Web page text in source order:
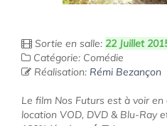
Sortie en salle: 22 Juillet
Catégorie: Comédie
Réalisation: Rémi Bezançon
Le film Nos Futurs est à voir
location VOD, DVD & Blu-Ray